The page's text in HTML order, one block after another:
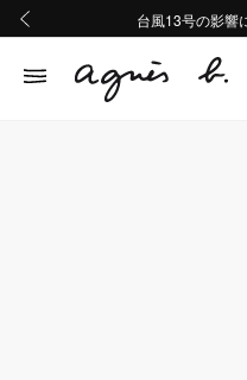
熊本地域地震の影
Summer
台風13号の影響
熊本地域地震の影
Summer